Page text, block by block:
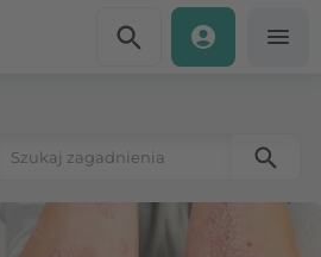
Szukaj: